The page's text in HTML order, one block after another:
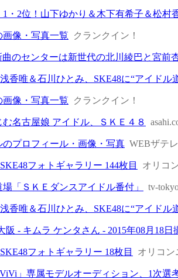
1・2位！山下ゆかり＆木下有希子＆松村
画像・写真一覧 クランクイン！
曲のセンターは新世代の北川綾巴と宮前
香唯＆石川ひとみ、SKE48に“アイドル
画像・写真一覧 クランクイン！
名古屋娘 アイドル、ＳＫＥ４８
のプロフィール・画像・写真 WEBザテ
フォトギャラリー 144枚目 オリコ
場「ＳＫＥダンスアイドル番付」 tv-
香唯＆石川ひとみ、SKE48に“アイドル
阪 - キムラ ケンタさん - 2015年08月18日
フォトギャラリー 18枚目 オリコン
」専属モデルオーディション、1次